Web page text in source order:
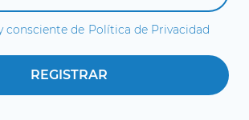
consciente de Política de Privacidad